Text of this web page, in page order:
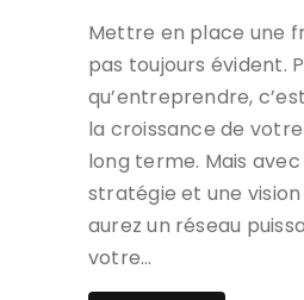
Mettre en place une
pas toujours évident.
qu’entreprendre,
la croissance de
long terme. Mais
stratégie et une
aurez un réseau
votre…